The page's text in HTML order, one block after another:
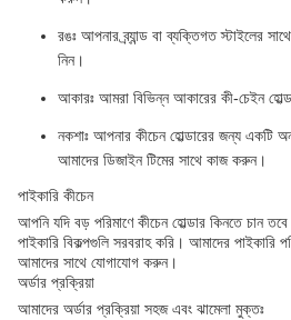
রঙঃ আপনার ব্র্যান্ড বা ব্যক্তিগত স্টাইলের
নিন।
আকারঃ আমরা বিভিন্ন আকারের কী-চেইন
নকশাঃ আপনার কীচেন হোল্ডারের জন্য একটি
আমাদের ডিজাইন টিমের সাথে কাজ করুন।
পাইকারি কীচেন
আপনি যদি বড় পরিমাণে কীচেন হোল্ডার কিনতে চান
পাইকারি বিকল্পগুলি সরবরাহ করি। আমাদের পাইকারি
আমাদের সাথে যোগাযোগ করুন।
অর্ডার প্রক্রিয়া
আমাদের অর্ডার প্রক্রিয়া সহজ এবং ঝামেলা মুক্তঃ